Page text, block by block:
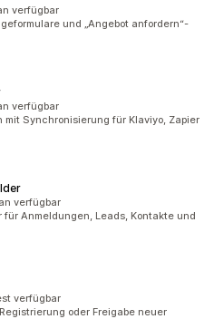
verfügbar
und „Angebot anfordern“-
verfügbar
mit Synchronisierung für Klaviyo, Zapier
verfügbar
Anmeldungen, Leads, Kontakte und
verfügbar
oder Freigabe neuer